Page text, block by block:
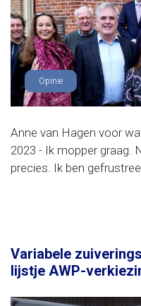
Opinie
Anne van Hagen voor
2023 - Ik mopper graag.
precies. Ik ben
Variabele
lijstje AWP-